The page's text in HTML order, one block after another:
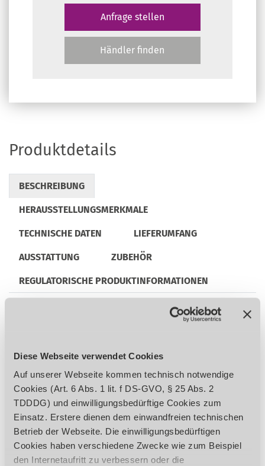
Diese Webseite verwendet Cookies
Auf unserer Webseite kommen technisch notwendige
Cookies (Art. 6 Abs. 1 lit. f DS-GVO, § 25 Abs. 2
TDDDG) und einwilligungsbedürftige Cookies zum
Einsatz. Erstere dienen dem einwandfreien technischen
Betrieb der Webseite. Die einwilligungsbedürftigen
Cookies haben verschiedene Zwecke wie zum Beispiel
den Internetaufritt zu verbessern oder die
Anfrage stellen
Händler finden
Produktdetails
BESCHREIBUNG
HERAUSSTELLUNGSMERKMALE
TECHNISCHE DATEN LIEFERUMFANG
AUSSTATTUNG ZUBEHÖR
REGULATORISCHE PRODUKTINFORMATIONEN
Hohe Laufruhe durch geschliffene, im
Ölbad laufende Getriebezahnräder
Bohrtiefenanschlag
Gewindeschneidfunktion
Höhenverstellbarer Getriebekopf und
Bohrtisch
Rechts-/Linkslauf
Getriebekopf seitlich kippen ± 45°